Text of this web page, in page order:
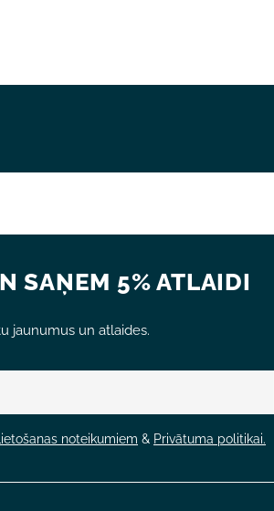
SAŅEM 5% ATLAIDI
jaunumus un atlaides.
Lietošanas noteikumiem & Privātuma politikai.